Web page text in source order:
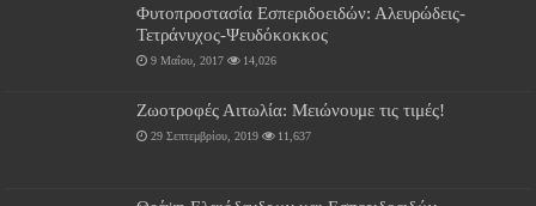
Φυτοπροστασία Εσπεριδοειδών: Αλευρώδεις-
Τετράνυχος-Ψευδόκοκκος
9 Μαΐου, 2017 14,026
Ζωοτροφές Αιτωλία: Μειώνουμε τις τιμές!
29 Σεπτεμβρίου, 2019 11,637